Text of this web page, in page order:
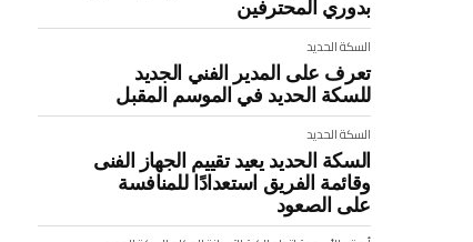
السكة الحديد
تعرف على المدير الفني الجديد
للسكة الحديد في الموسم المقبل
السكة الحديد
السكة الحديد يعيد تقييم الجهاز الفنى
وقائمة الفريق استعدادًا للمنافسة
على الصعود